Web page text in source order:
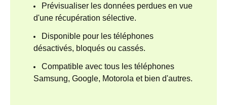
Prévisualiser les données perdues en vue
d'une récupération sélective.
Disponible pour les téléphones
désactivés, bloqués ou cassés.
Compatible avec tous les téléphones
Samsung, Google, Motorola et bien d'autres.